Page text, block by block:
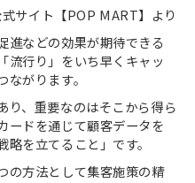
サイト【POP MART】より
進などの効果が期待できる
流行り」をいち早くキャッ
がります。
り、重要なのはそこから得ら
ードを通じて顧客データを
を立てること」です。
の方法として集客施策の精